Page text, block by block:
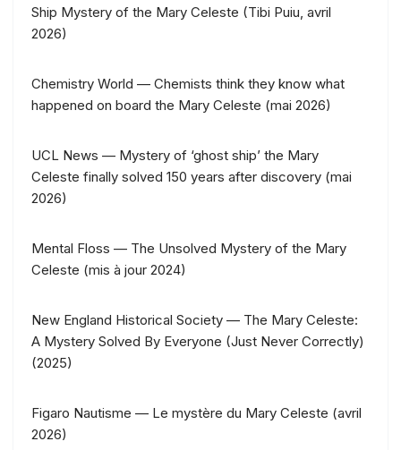
Ship Mystery of the Mary Celeste (Tibi Puiu, avril
2026)
Chemistry World — Chemists think they know what
happened on board the Mary Celeste (mai 2026)
UCL News — Mystery of ‘ghost ship’ the Mary
Celeste finally solved 150 years after discovery (mai
2026)
Mental Floss — The Unsolved Mystery of the Mary
Celeste (mis à jour 2024)
New England Historical Society — The Mary Celeste:
A Mystery Solved By Everyone (Just Never Correctly)
(2025)
Figaro Nautisme — Le mystère du Mary Celeste (avril
2026)